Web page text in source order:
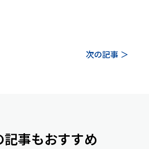
次の記事 ＞
記事もおすすめ